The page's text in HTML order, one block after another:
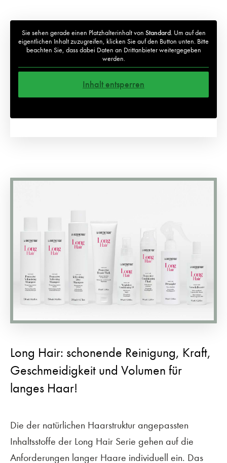
Sie sehen gerade einen Platzhalterinhalt von Standard. Um auf den
eigentlichen Inhalt zuzugreifen, klicken Sie auf den Button unten. Bitte
beachten Sie, dass dabei Daten an Drittanbieter weitergegeben
werden.
Inhalt entsperren
Long Hair: schonende Reinigung, Kraft,
Geschmeidigkeit und Volumen für
langes Haar!
Die der natürlichen Haarstruktur angepassten
Inhaltsstoffe der Long Hair Serie gehen auf die
Anforderungen langer Haare individuell ein. Das